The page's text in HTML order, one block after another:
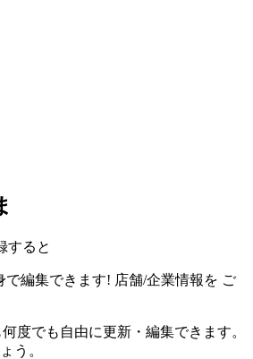
すると
で編集できます! 店舗/企業情報を ご
度でも自由に更新・編集できます。
う。